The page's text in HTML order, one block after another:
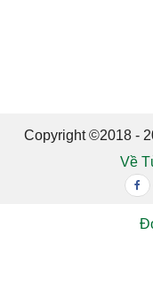
Copyright ©2018 -
Về